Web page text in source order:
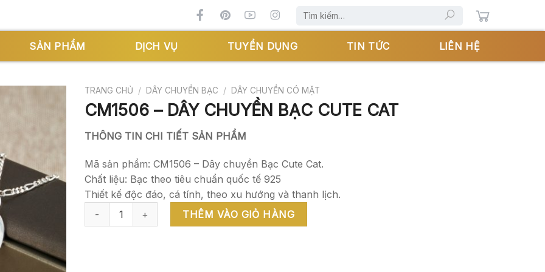
kiếm:
SẢN PHẨM DỊCH VỤ TUYỂN DỤNG TIN TỨC LIÊN HỆ
TRANG CHỦ / DÂY CHUYỀN BẠC / DÂY CHUYỀN CÓ MẶT
CM1506 – DÂY CHUYỀN BẠC CUTE CAT
THÔNG TIN CHI TIẾT SẢN PHẨM
Mã sản phẩm: CM1506 – Dây chuyền Bạc Cute Cat.
Chất liệu: Bạc theo tiêu chuẩn quốc tế 925
Thiết kế độc đáo, cá tính, theo xu hướng và thanh lịch.
CM1506 - DÂY CHUYỀN BẠC CUTE CAT số lượng
THÊM VÀO GIỎ HÀNG